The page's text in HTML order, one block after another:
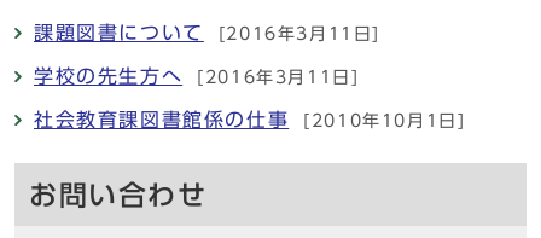
課題図書について [2016年3月11日]
学校の先生方へ [2016年3月11日]
社会教育課図書館係の仕事 [2010年10月1日]
お問い合わせ